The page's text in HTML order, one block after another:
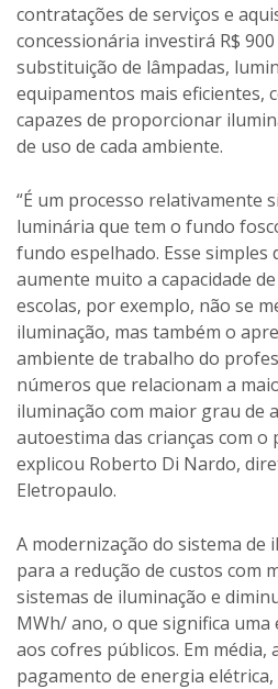
contratações de serviços e
concessionária investirá R$
substituição de lâmpadas,
equipamentos mais eficientes,
capazes de proporcionar
de uso de cada ambiente.
“É um processo relativamente
luminária que tem o fundo
fundo espelhado. Esse simples
aumente muito a capacidade
escolas, por exemplo, não se
iluminação, mas também o
ambiente de trabalho do
números que relacionam a
iluminação com maior grau de
autoestima das crianças com o
explicou Roberto Di Nardo,
Eletropaulo.
A modernização do sistema
para a redução de custos com
sistemas de iluminação e
MWh/ ano, o que significa uma
aos cofres públicos. Em
pagamento de energia